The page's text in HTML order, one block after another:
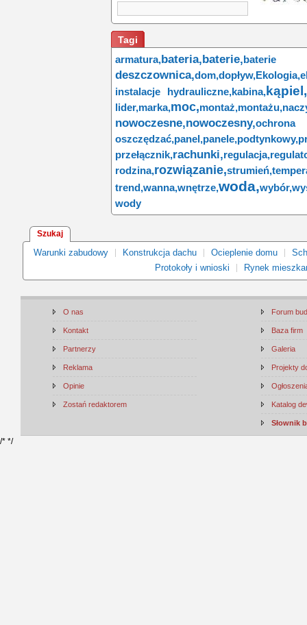
Tagi
armatura,bateria, baterie,baterie
deszczownica,dom,dopływ,Ekologia,
instalacje hydrauliczne,kabina,kąpiel,
lider,marka,moc,montaż,montażu,
nowoczesne,nowoczesny,
oszczędzać,panel,panele,podtynkowy,
przełącznik,rachunki,regulacja,
rodzina,rozwiązanie,strumień,
trend,wanna,wnętrze,woda,wybór,
wody
Szukaj
Warunki zabudowy Konstrukcja dachu Ocieplenie domu
Protokoły i wnioski
Rynek
O nas
Kontakt
Partnerzy
Reklama
Opinie
Zostań redaktorem
Forum
Baza firm
Galeria
Projekty
Katalog
Słownik
/* */